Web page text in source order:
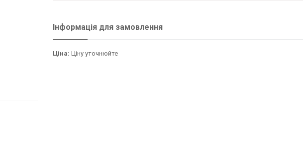
Інформація для замовлення
Ціна: Ціну уточнюйте